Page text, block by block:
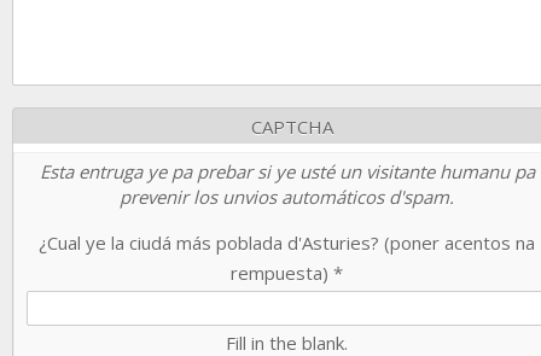
CAPTCHA
Esta entruga ye pa prebar si ye usté un visitante humanu pa
prevenir los unvios automáticos d'spam.
¿Cual ye la ciudá más poblada d'Asturies? (poner acentos na
rempuesta) *
Fill in the blank.